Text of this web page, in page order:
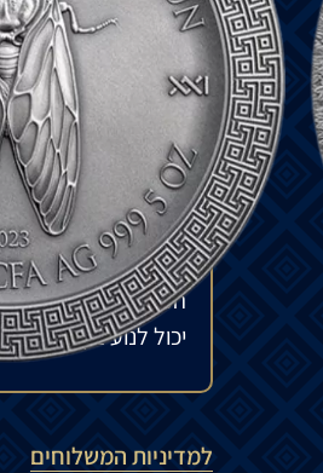
האוראדים
נימפותשל
העוצמתית
הטבע.
המטבע
מגיע במארז
3,850
₪
המחיר עשוי
יכול לנוע בין 15% ל-35%.
למדיניות המשלוחים